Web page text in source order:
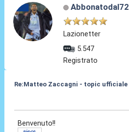
Abbonatodal72
Lazionetter
5.547
Registrato
Re:Matteo Zaccagni - topic ufficiale
Benvenuto!!